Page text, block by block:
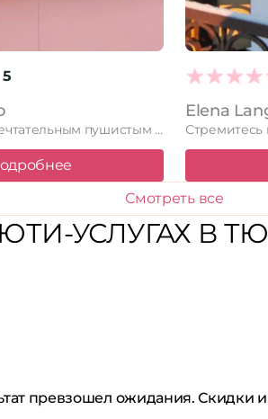
5
Стремитесь к мечтательным пушистым ресницам? В Vellash studio воплотим вашу …
Elena
Смотреть все
УСЛУГАХ В
превзошел ожидания. Скидки